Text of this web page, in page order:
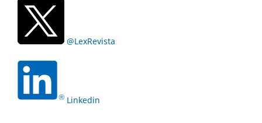
@LexRevista
Linkedin